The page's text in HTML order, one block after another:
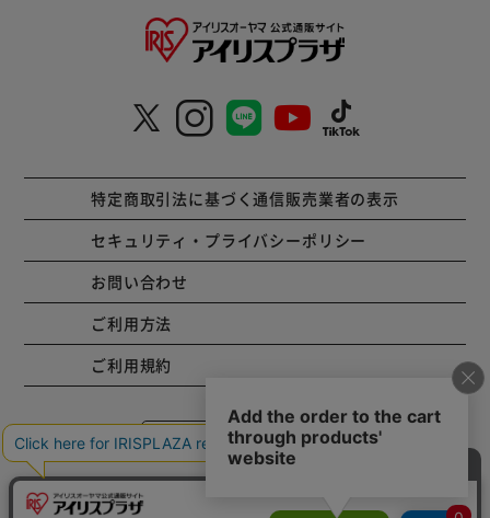
特定商取引法に基づく通信販売業者の表示
セキュリティ・プライバシーポリシー
お問い合わせ
ご利用方法
ご利用規約
コーポレートサイト